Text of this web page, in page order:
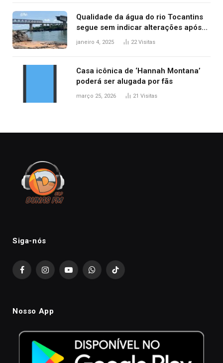
Qualidade da água do rio Tocantins
segue sem indicar alterações após
desabamento da ponte entre MA e
janeiro 4, 2025 22Visitas
Casa icônica de ‘Hannah Montana’
poderá ser alugada por fãs
março 25, 2026 21 Visitas
Siga-nós
FacebookInstagramYouTubeWhatsAppTikTok
Nosso App